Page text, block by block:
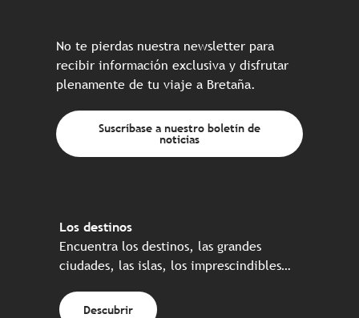
No te pierdas nuestra newsletter para
recibir información exclusiva y disfrutar
plenamente de tu viaje a Bretaña.
Suscríbase a nuestro boletín de
noticias
Los destinos
Encuentra los destinos, las grandes
ciudades, las islas, los imprescindibles…
Descubrir